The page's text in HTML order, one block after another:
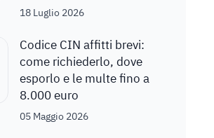
18 Luglio 2026
Codice CIN affitti brevi:
come richiederlo, dove
esporlo e le multe fino a
8.000 euro
05 Maggio 2026